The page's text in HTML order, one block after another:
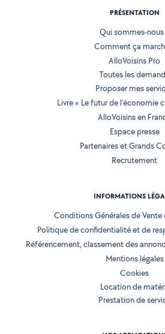
PRÉSENTATION
Qui sommes-nous
Comment ça
AlloVoisins Pro
Toutes les
Proposer mes
Livre « Le futur de l'économie
AlloVoisins en
Espace presse
Partenaires et Grands
Recrutement
INFORMATIONS
Conditions Générales de
Politique de confidentialité et de
Référencement, classement des
Mentions légales
Cookies
Location de
Prestation de